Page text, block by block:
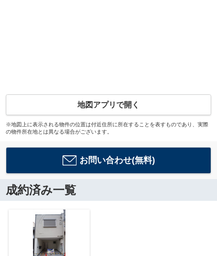
地図アプリで開く
※地図上に表示される物件の位置は付近住所に所在することを表すものであり、実際
の物件所在地とは異なる場合がございます。
お問い合わせ(無料)
成約済み一覧